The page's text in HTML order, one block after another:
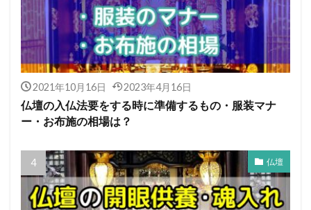
2021年10月16日 2023年4月16日
仏壇の入仏法要をする時に準備するもの・服装マナ
ー・お布施の相場は？
仏壇